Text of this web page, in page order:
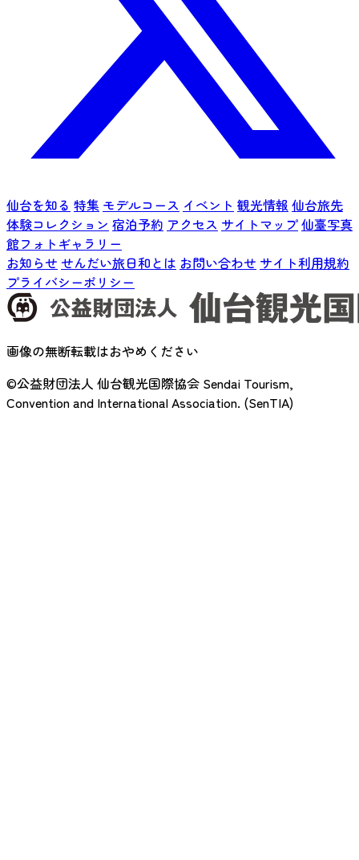
仙台を知る 特集 モデルコース イベント 観光情報 仙台旅先
体験コレクション 宿泊予約 アクセス サイトマップ仙臺写真
館フォトギャラリー
お知らせ せんだい旅日和とは お問い合わせ サイト利用規約
プライバシーポリシー
画像の無断転載はおやめください
©公益財団法人 仙台観光国際協会 Sendai Tourism,
Convention and International Association. (SenTIA)